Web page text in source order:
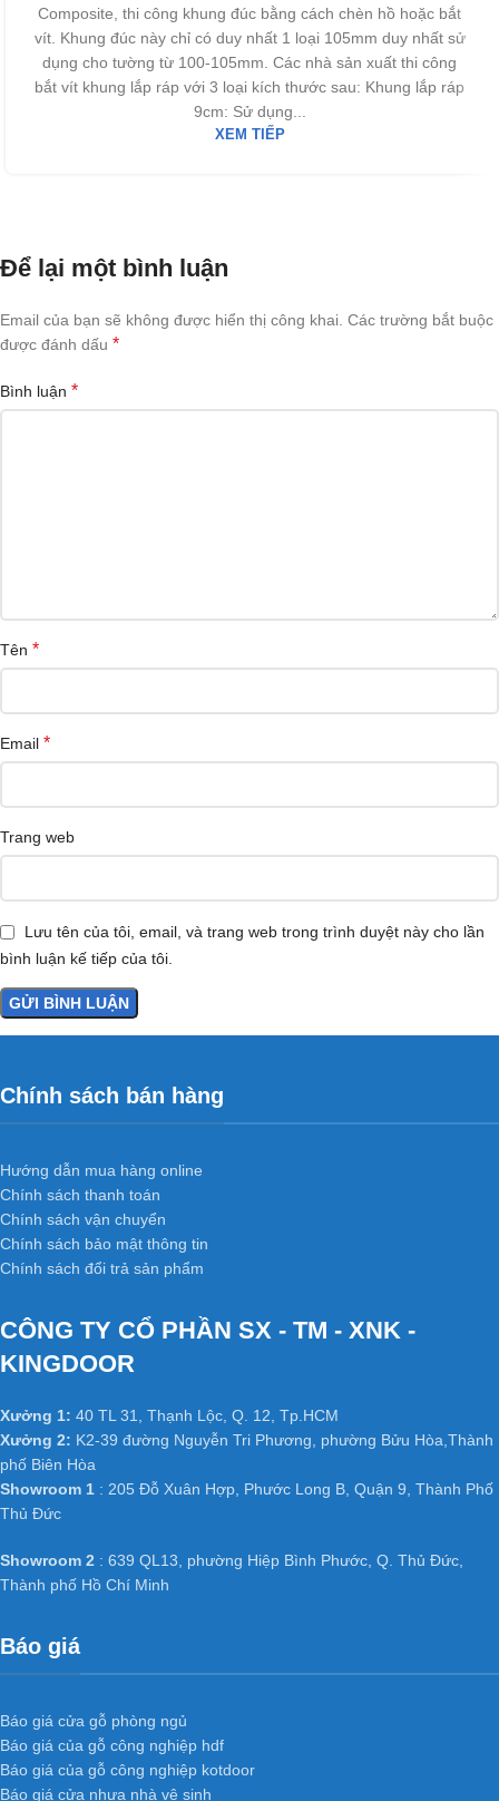
Composite, thi công khung đúc bằng cách chèn hồ hoặc bắt
vít. Khung đúc này chỉ có duy nhất 1 loại 105mm duy nhất sử
dụng cho tường từ 100-105mm. Các nhà sản xuất thi công
bắt vít khung lắp ráp với 3 loại kích thước sau: Khung lắp ráp
9cm: Sử dụng...
XEM TIẾP
Để lại một bình luận
Email của bạn sẽ không được hiển thị công khai. Các trường bắt buộc
được đánh dấu *
Bình luận *
Tên *
Email *
Trang web
Lưu tên của tôi, email, và trang web trong trình duyệt này cho lần
bình luận kế tiếp của tôi.
Chính sách bán hàng
Hướng dẫn mua hàng online
Chính sách thanh toán
Chính sách vận chuyển
Chính sách bảo mật thông tin
Chính sách đổi trả sản phẩm
CÔNG TY CỔ PHẦN SX - TM - XNK -
KINGDOOR
Xưởng 1: 40 TL 31, Thạnh Lộc, Q. 12, Tp.HCM
Xưởng 2: K2-39 đường Nguyễn Tri Phương, phường Bửu Hòa,Thành
phố Biên Hòa
Showroom 1 : 205 Đỗ Xuân Hợp, Phước Long B, Quận 9, Thành Phố
Thủ Đức
Showroom 2 : 639 QL13, phường Hiệp Bình Phước, Q. Thủ Đức,
Thành phố Hồ Chí Minh
Báo giá
Báo giá cửa gỗ phòng ngủ
Báo giá của gỗ công nghiệp hdf
Báo giá của gỗ công nghiệp kotdoor
Báo giá cửa nhựa nhà vệ sinh